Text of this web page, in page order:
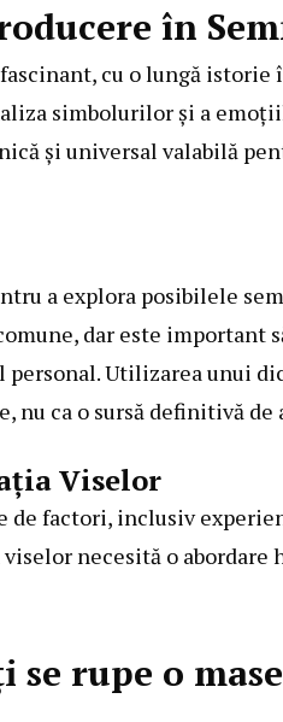
în
cu o lungă istorie
simbolurilor și a
și universal valabilă
a explora posibilele
dar este important
Utilizarea unui
nu ca o sursă definitivă de
Viselor
factori, inclusiv
necesită o abordare
se rupe o